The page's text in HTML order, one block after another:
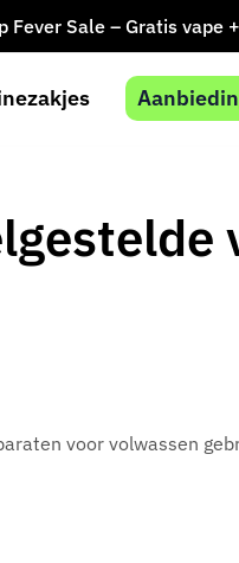
Fever Sale – Gratis vape
voor volwassen